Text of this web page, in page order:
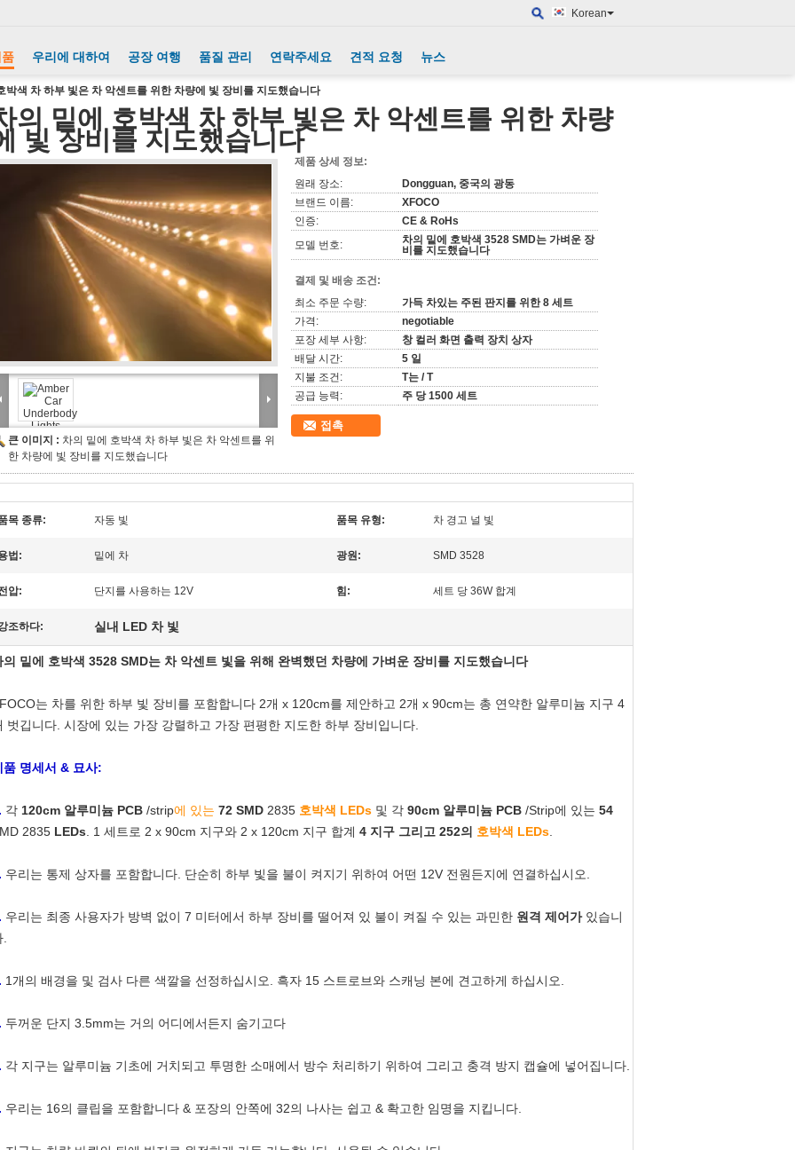
Korean
우리에 대하여 공장 여행 품질 관리 연락주세요 견적 요청 뉴스
박색 차 하부 빛은 차 악센트를 위한 차량에 빛 장비를 지도했습니다
의 밑에 호박색 차 하부 빛은 차 악센트를 위한 차량
빛 장비를 지도했습니다
큰 이미지 : 차의 밑에 호박색 차 하부 빛은 차 악센트를 위
한 차량에 빛 장비를 지도했습니다
제품 상세 정보:
원래 장소:
Dongguan, 중국의 광동
브랜드 이름:
XFOCO
인증:
CE & RoHs
모델 번호:
차의 밑에 호박색 3528 SMD는 가벼운 장
비를 지도했습니다
결제 및 배송 조건:
최소 주문 수량:
가득 차있는 주된 판지를 위한 8 세트
가격:
negotiable
포장 세부 사항:
창 컬러 화면 출력 장치 상자
배달 시간:
5 일
지불 조건:
T는 / T
공급 능력:
주 당 1500 세트
접촉
목 종류: 자동 빛 품목 유형: 차 경고 널 빛
법: 밑에 차 광원: SMD 3528
압: 단지를 사용하는 12V 힘: 세트 당 36W 합계
조하다: 실내 LED 차 빛
의 밑에 호박색 3528 SMD는 차 악센트 빛을 위해 완벽했던 차량에 가벼운 장비를 지도했습니다
는 차를 위한 하부 빛 장비를 포함합니다 2개 x 120cm를 제안하고 2개 x 90cm는 총 연약한 알루미늄 지구 4
벗깁니다. 시장에 있는 가장 강렬하고 가장 편평한 지도한 하부 장비입니다.
품 명세서 & 묘사:
각 120cm 알루미늄 PCB /strip에 있는 72 SMD 2835 호박색 LEDs 및 각 90cm 알루미늄 PCB /Strip에 있는 54
2835 LEDs . 1 세트로 2 x 90cm 지구와 2 x 120cm 지구 합계 4 지구 그리고 252의 호박색 LEDs
우리는 통제 상자를 포함합니다. 단순히 하부 빛을 불이 켜지기 위하여 어떤 12V 전원든지에 연결하십시오.
우리는 최종 사용자가 방벽 없이 7 미터에서 하부 장비를 떨어져 있 불이 켜질 수 있는 과민한 원격 제어가있습니
1개의 배경을 및 검사 다른 색깔을 선정하십시오. 흑자 15 스트로브와 스캐닝 본에 견고하게 하십시오.
두꺼운 단지 3.5mm는 거의 어디에서든지 숨기고다
각 지구는 알루미늄 기초에 거치되고 투명한 소매에서 방수 처리하기 위하여 그리고 충격 방지 캡슐에 넣어집니다.
우리는 16의 클립을 포함합니다 & 포장의 안쪽에 32의 나사는 쉽고 & 확고한 임명을 지킵니다.